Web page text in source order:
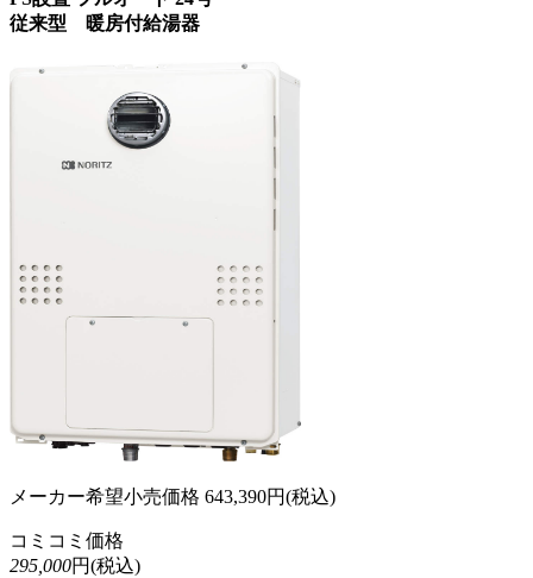
従来型 暖房付給湯器
メーカー希望小売価格 643,390円(税込)
コミコミ価格
295,000円(税込)